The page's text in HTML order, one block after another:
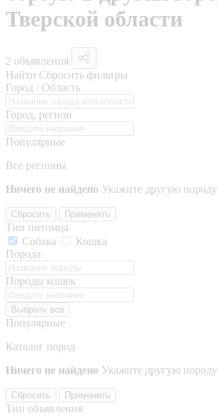
Тверской области
2 объявления
Найти Сбросить фильтры
Город / Область
Город, регион
Популярные
Все регионы
Ничего не найдено Укажите другую породу
Сбросить Применить
Тип питомца
Собака
Кошка
Порода
Породы кошек
Выбрать все
Популярные
Каталог пород
Ничего не найдено Укажите другую породу
Сбросить Применить
Тип объявления